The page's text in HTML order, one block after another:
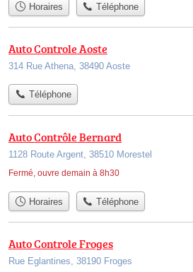
Horaires Téléphone
Auto Controle Aoste
314 Rue Athena, 38490 Aoste
Téléphone
Auto Contrôle Bernard
1128 Route Argent, 38510 Morestel
Fermé, ouvre demain à 8h30
Horaires Téléphone
Auto Controle Froges
Rue Eglantines, 38190 Froges